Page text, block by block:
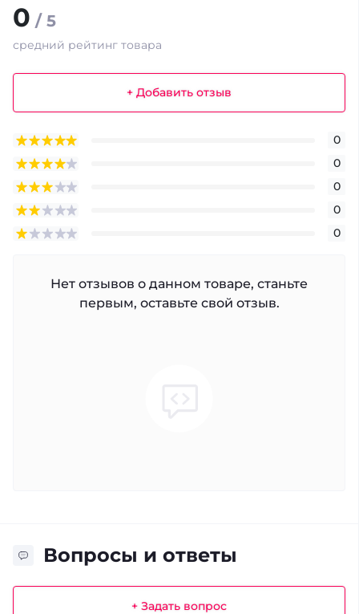
0 / 5
средний рейтинг товара
+ Добавить отзыв
0
0
0
0
0
Нет отзывов о данном товаре, станьте
первым, оставьте свой отзыв.
Вопросы и ответы
+ Задать вопрос